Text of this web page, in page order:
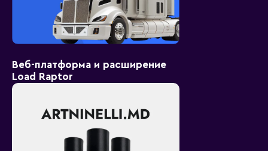
Веб-платформа и расширение
Load Raptor